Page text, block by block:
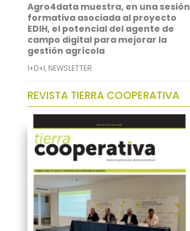
Agro4data muestra, en una sesión
formativa asociada al proyecto
EDIH, el potencial del agente de
campo digital para mejorar la
gestión agrícola
I+D+I, NEWSLETTER
REVISTA TIERRA COOPERATIVA